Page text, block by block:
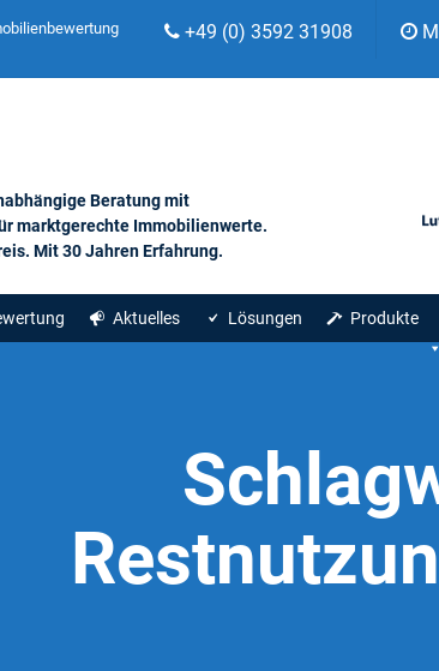
+49 (0) 3592 31908
Beratung mit
marktgerechte Immobilienwerte.
Mit 30 Jahren Erfahrung.
Aktuelles Lösungen Produkte